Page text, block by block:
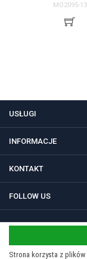
MO2095-13
USŁUGI
INFORMACJE
KONTAKT
FOLLOW US
Regulamin
Strona korzysta z